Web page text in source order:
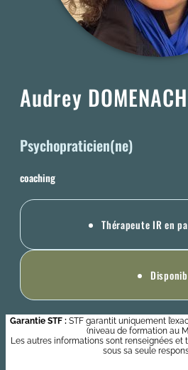
Audrey DOMENACH
Psychopraticien(ne)
coaching
Thérapeute IR en
Garantie STF : STF garantit uniquement
(niveau de formation au
Les autres informations sont renseignées et
sous sa seule